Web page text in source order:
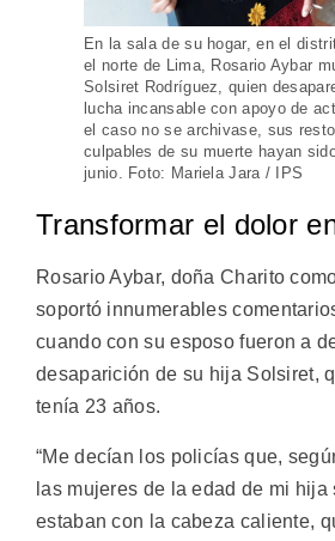
En la sala de su hogar, en el
el norte de Lima, Rosario Aybar
Solsiret Rodríguez, quien
lucha incansable con apoyo de
el caso no se archivase, sus
culpables de su muerte hayan
junio. Foto: Mariela Jara / IPS
Transformar el dolor
Rosario Aybar, doña Charito
soportó innumerables
cuando con su esposo fueron a
desaparición de su hija Solsiret,
tenía 23 años.
“Me decían los policías que,
las mujeres de la edad de mi hija
estaban con la cabeza caliente,